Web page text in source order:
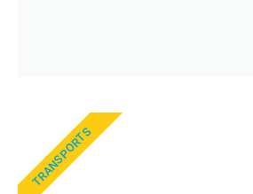
TRANSPORTS